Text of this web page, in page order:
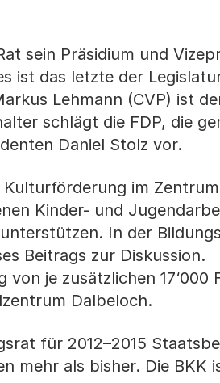
sein Präsidium und
ist das letzte der
Lehmann (CVP) ist
schlägt die FDP, die
Daniel Stolz vor.
im
Kinder- und
In der
Beitrags zur Diskussion.
je zusätzlichen 17‘000
Dalbeloch.
für 2012–2015
mehr als bisher. Die BKK